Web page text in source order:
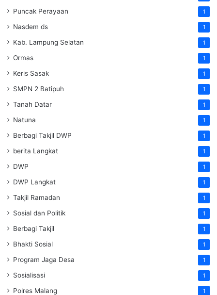
Puncak Perayaan 1
Nasdem ds 1
Kab. Lampung Selatan 1
Ormas 1
Keris Sasak 1
SMPN 2 Batipuh 1
Tanah Datar 1
Natuna 1
Berbagi Takjil DWP 1
berita Langkat 1
DWP 1
DWP Langkat 1
Takjil Ramadan 1
Sosial dan Politik 1
Berbagi Takjil 1
Bhakti Sosial 1
Program Jaga Desa 1
Sosialisasi 1
Polres Malang 1